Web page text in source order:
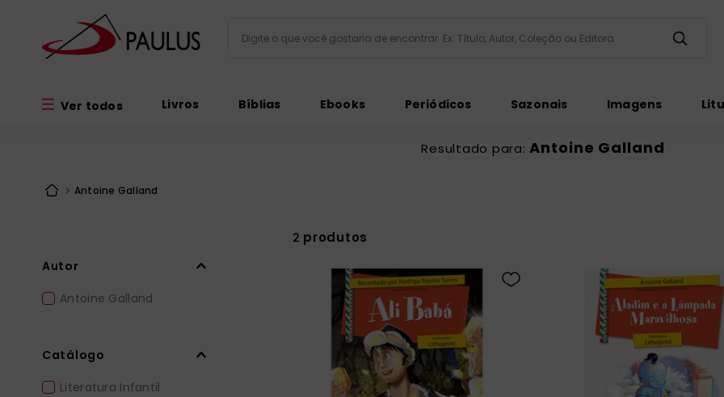
Ver todos Livros Bíblias Ebooks Periódicos Sazonais Imagens
Antoine Galland
Antoine Galland
Autor
Antoine Galland
Catálogo
Literatura Infantil
2 produtos
bíblia jerusalém
biblia pastoral
bíblia ave maria